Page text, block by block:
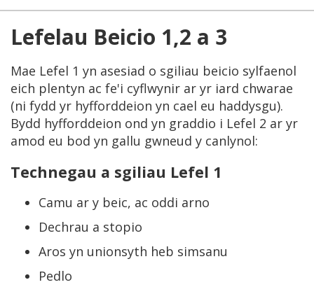
Lefelau Beicio 1,2 a 3
Mae Lefel 1 yn asesiad o sgiliau beicio sylfaenol
eich plentyn ac fe'i cyflwynir ar yr iard chwarae
(ni fydd yr hyfforddeion yn cael eu haddysgu).
Bydd hyfforddeion ond yn graddio i Lefel 2 ar yr
amod eu bod yn gallu gwneud y canlynol:
Technegau a sgiliau Lefel 1
Camu ar y beic, ac oddi arno
Dechrau a stopio
Aros yn unionsyth heb simsanu
Pedlo